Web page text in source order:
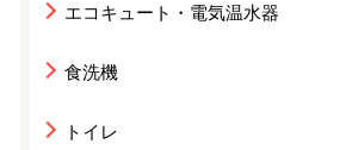
エコキュート・電気温水器
食洗機
トイレ